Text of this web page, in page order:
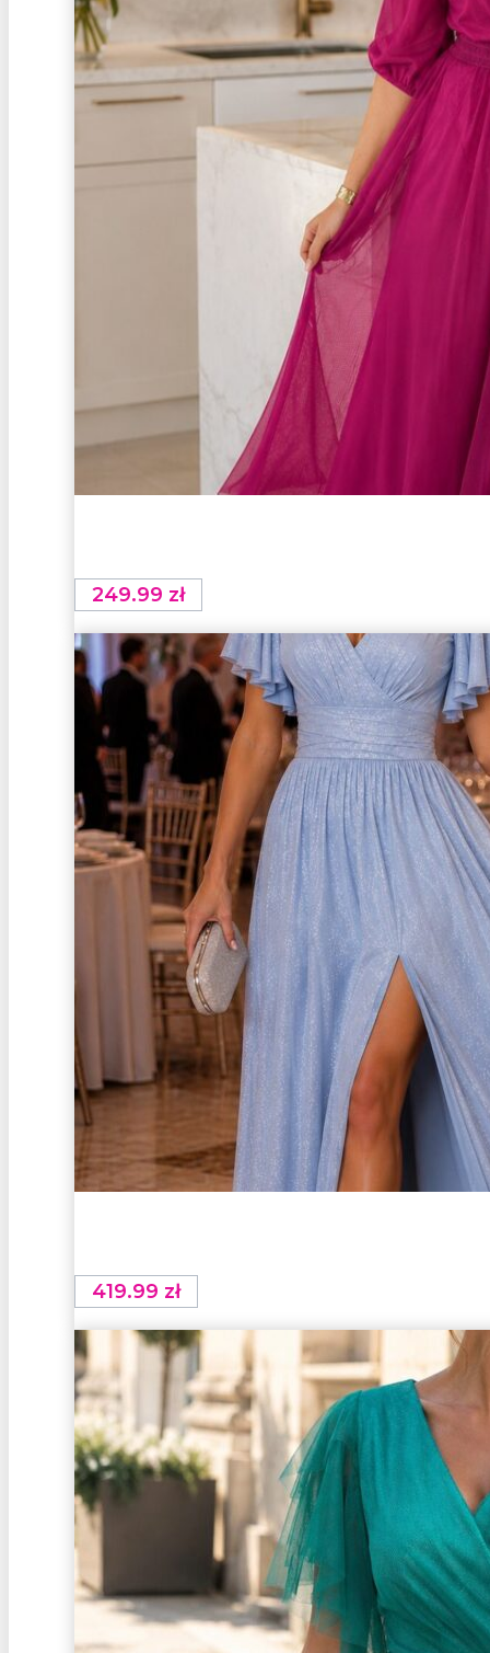
249.99 zł
419.99 zł